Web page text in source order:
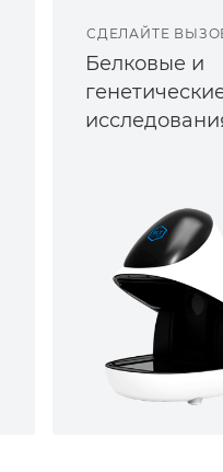
СДЕЛАЙТЕ
Белковые и